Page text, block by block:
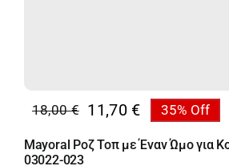
18,00€
Original
price
was:
11,70 €
Η
τρέχουσα
τιμή
35% Off
Mayoral Ροζ Τοπ με Έναν Ώμο για
03022-023